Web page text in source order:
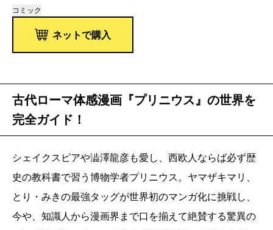
コミック
ネットで購入
古代ローマ体感漫画『プリニウス』の世界を
完全ガイド！
シェイクスピアや澁澤龍彦も愛し、西欧人ならば必ず歴
史の教科書で習う博物学者プリニウス。ヤマザキマリ、
とり・みきの最強タッグが世界初のマンガ化に挑戦し、
今や、知識人から漫画界まで口を揃えて絶賛する驚異の